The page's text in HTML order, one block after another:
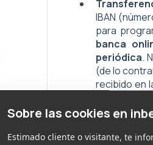
Sobre las cookies en
Estimado cliente o visitante, te
IBAN
para
banca
periódica.
(de lo
recibido en
desde tu
que la
💡En cualquiera